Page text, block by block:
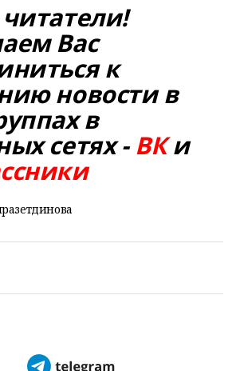
Вас
к
новости в
в
сетях -ВКи